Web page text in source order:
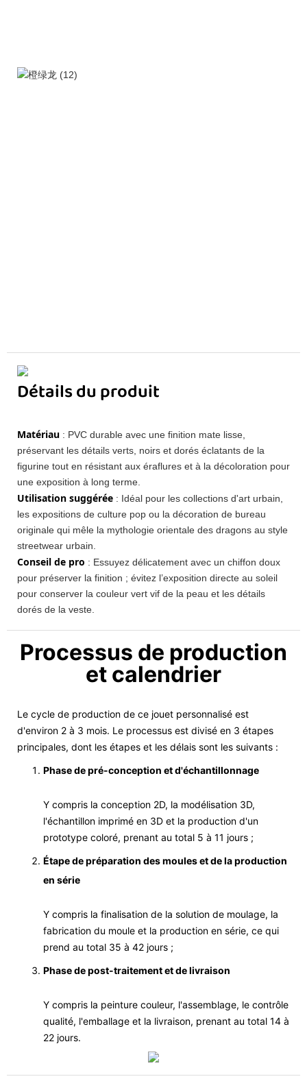
Détails du produit
Matériau : PVC durable avec une finition mate lisse,
préservant les détails verts, noirs et dorés éclatants de la
figurine tout en résistant aux éraflures et à la décoloration pour
une exposition à long terme.
Utilisation suggérée : Idéal pour les collections d'art urbain,
les expositions de culture pop ou la décoration de bureau
originale qui mêle la mythologie orientale des dragons au style
streetwear urbain.
Conseil de pro : Essuyez délicatement avec un chiffon doux
pour préserver la finition ; évitez l’exposition directe au soleil
pour conserver la couleur vert vif de la peau et les détails
dorés de la veste.
Processus de production
et calendrier
Le cycle de production de ce jouet personnalisé est
d'environ 2 à 3 mois. Le processus est divisé en 3 étapes
principales, dont les étapes et les délais sont les suivants :
Phase de pré-conception et d'échantillonnage
Y compris la conception 2D, la modélisation 3D,
l'échantillon imprimé en 3D et la production d'un
prototype coloré, prenant au total 5 à 11 jours ;
Étape de préparation des moules et de la production
en série
Y compris la finalisation de la solution de moulage, la
fabrication du moule et la production en série, ce qui
prend au total 35 à 42 jours ;
Phase de post-traitement et de livraison
Y compris la peinture couleur, l'assemblage, le contrôle
qualité, l'emballage et la livraison, prenant au total 14 à
22 jours.